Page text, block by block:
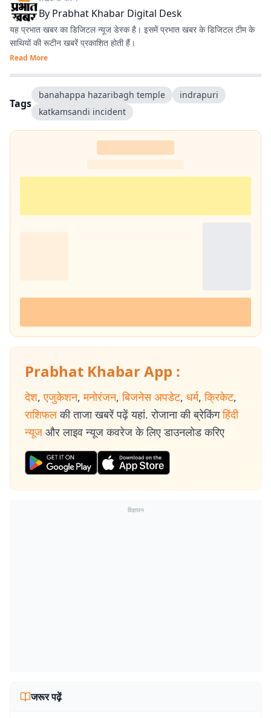
By Prabhat Khabar Digital Desk
यह प्रभात खबर का डिजिटल न्यूज डेस्क है। इसमें प्रभात खबर के डिजिटल टीम के
साथियों की रूटीन खबरें प्रकाशित होती हैं।
Read More
Tags
banahappa hazaribagh temple
indrapuri
katkamsandi incident
Prabhat Khabar App :
देश, एजुकेशन, मनोरंजन, बिजनेस अपडेट, धर्म, क्रिकेट,
राशिफल की ताजा खबरें पढ़ें यहां. रोजाना की ब्रेकिंग हिंदी
न्यूज और लाइव न्यूज कवरेज के लिए डाउनलोड करिए
विज्ञापन
जरूर पढ़ें